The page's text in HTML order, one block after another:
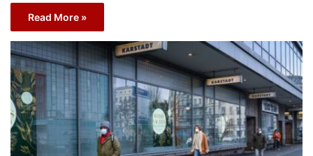
Read More »